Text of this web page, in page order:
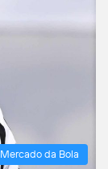
Mercado da Bola